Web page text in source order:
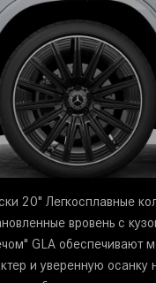
20" Легкосплавные
вровень с
GLA обеспечивают
и уверенную осанку